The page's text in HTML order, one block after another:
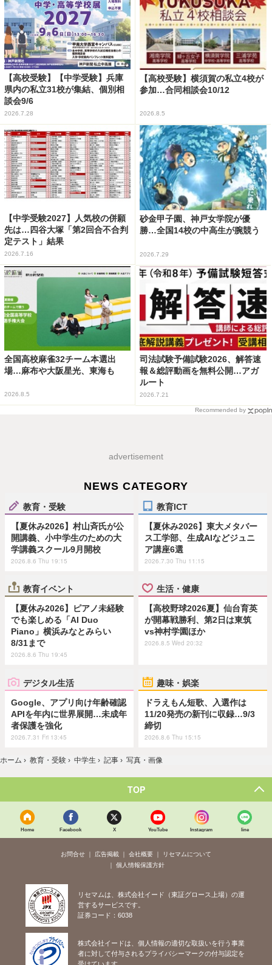
【高校受験】【中学受験】兵庫
県内の私立31校が集結、個別相
談会9/6
2026.7.28
【高校受験】横須賀の私立4校が
参加…合同相談会10/12
2026.8.5
【中学受験2027】人気校の併願
先は…四谷大塚「第2回合不合判
定テスト」結果
2026.7.16
砂金甲子園、神戸女学院が優
勝…全国14校の中高生が腕競う
2026.7.29
全国高校麻雀32チーム本選出
場…麻布や大阪星光、東海も
2026.8.5
司法試験予備試験2026、解答速
報＆総評動画を無料公開…アガ
ルート
2026.7.21
Recommended by
advertisement
NEWS CATEGORY
教育・受験
【夏休み2026】村山斉氏が公
開講義、小中学生のための大
学講義スクール9月開校
2026.8.6 Thu 19:15
教育ICT
【夏休み2026】東大メタバー
ス工学部、生成AIなどジュニ
ア講座6選
2026.7.30 Thu 11:15
教育イベント
【夏休み2026】ピアノ未経験
でも楽しめる「AI Duo
Piano」横浜みなとみらい
8/31まで
2026.8.6 Thu 19:45
生活・健康
【高校野球2026夏】仙台育英
が開幕戦勝利、第2日は東筑
vs神村学園ほか
2026.8.5 Wed 20:32
デジタル生活
Google、アプリ向け年齢確認
APIを年内に世界展開…未成年
者保護を強化
2026.7.31 Fri 13:45
趣味・娯楽
ドラえもん短歌、入選作は
11/20発売の新刊に収録…9/3
締切
2026.8.6 Thu 15:15
ホーム › 教育・受験 › 中学生 › 記事 › 写真・画像
TOP
Home Facebook X YouTube Instagram line
お問合せ 広告掲載 会社概要
リセマムについて
個人情報保護方針
リセマムは、株式会社イード（東証グロース上場）の運
営するサービスです。
証券コード：6038
株式会社イードは、個人情報の適切な取扱いを行う事業
者に対して付与されるプライバシーマークの付与認定を